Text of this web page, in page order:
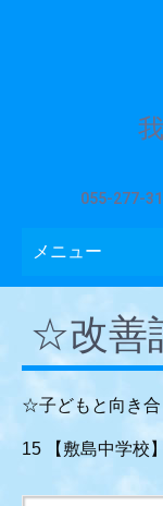
055-277-
メニュー
☆改善
☆子どもと向き
15 【敷島中学校